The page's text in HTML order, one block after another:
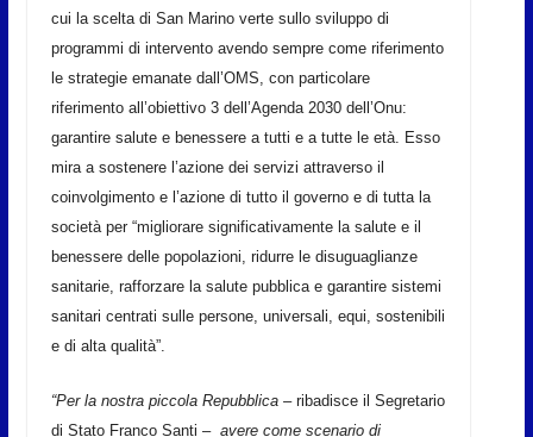
cui la scelta di San Marino verte sullo sviluppo di
programmi di intervento avendo sempre come riferimento
le strategie emanate dall’OMS, con particolare
riferimento all’obiettivo 3 dell’Agenda 2030 dell’Onu:
garantire salute e benessere a tutti e a tutte le età. Esso
mira a sostenere l’azione dei servizi attraverso il
coinvolgimento e l’azione di tutto il governo e di tutta la
società per “migliorare significativamente la salute e il
benessere delle popolazioni, ridurre le disuguaglianze
sanitarie, rafforzare la salute pubblica e garantire sistemi
sanitari centrati sulle persone, universali, equi, sostenibili
e di alta qualità”.
“Per la nostra piccola Repubblica – ribadisce il Segretario
di Stato Franco Santi – avere come scenario di